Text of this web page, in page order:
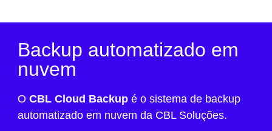
Backup automatizado em
nuvem
O CBL Cloud Backup é o sistema de backup
automatizado em nuvem da CBL Soluções.